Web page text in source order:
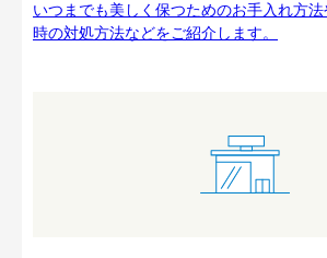
いつまでも美しく保つためのお手入れ方
時の対処方法などをご紹介します。